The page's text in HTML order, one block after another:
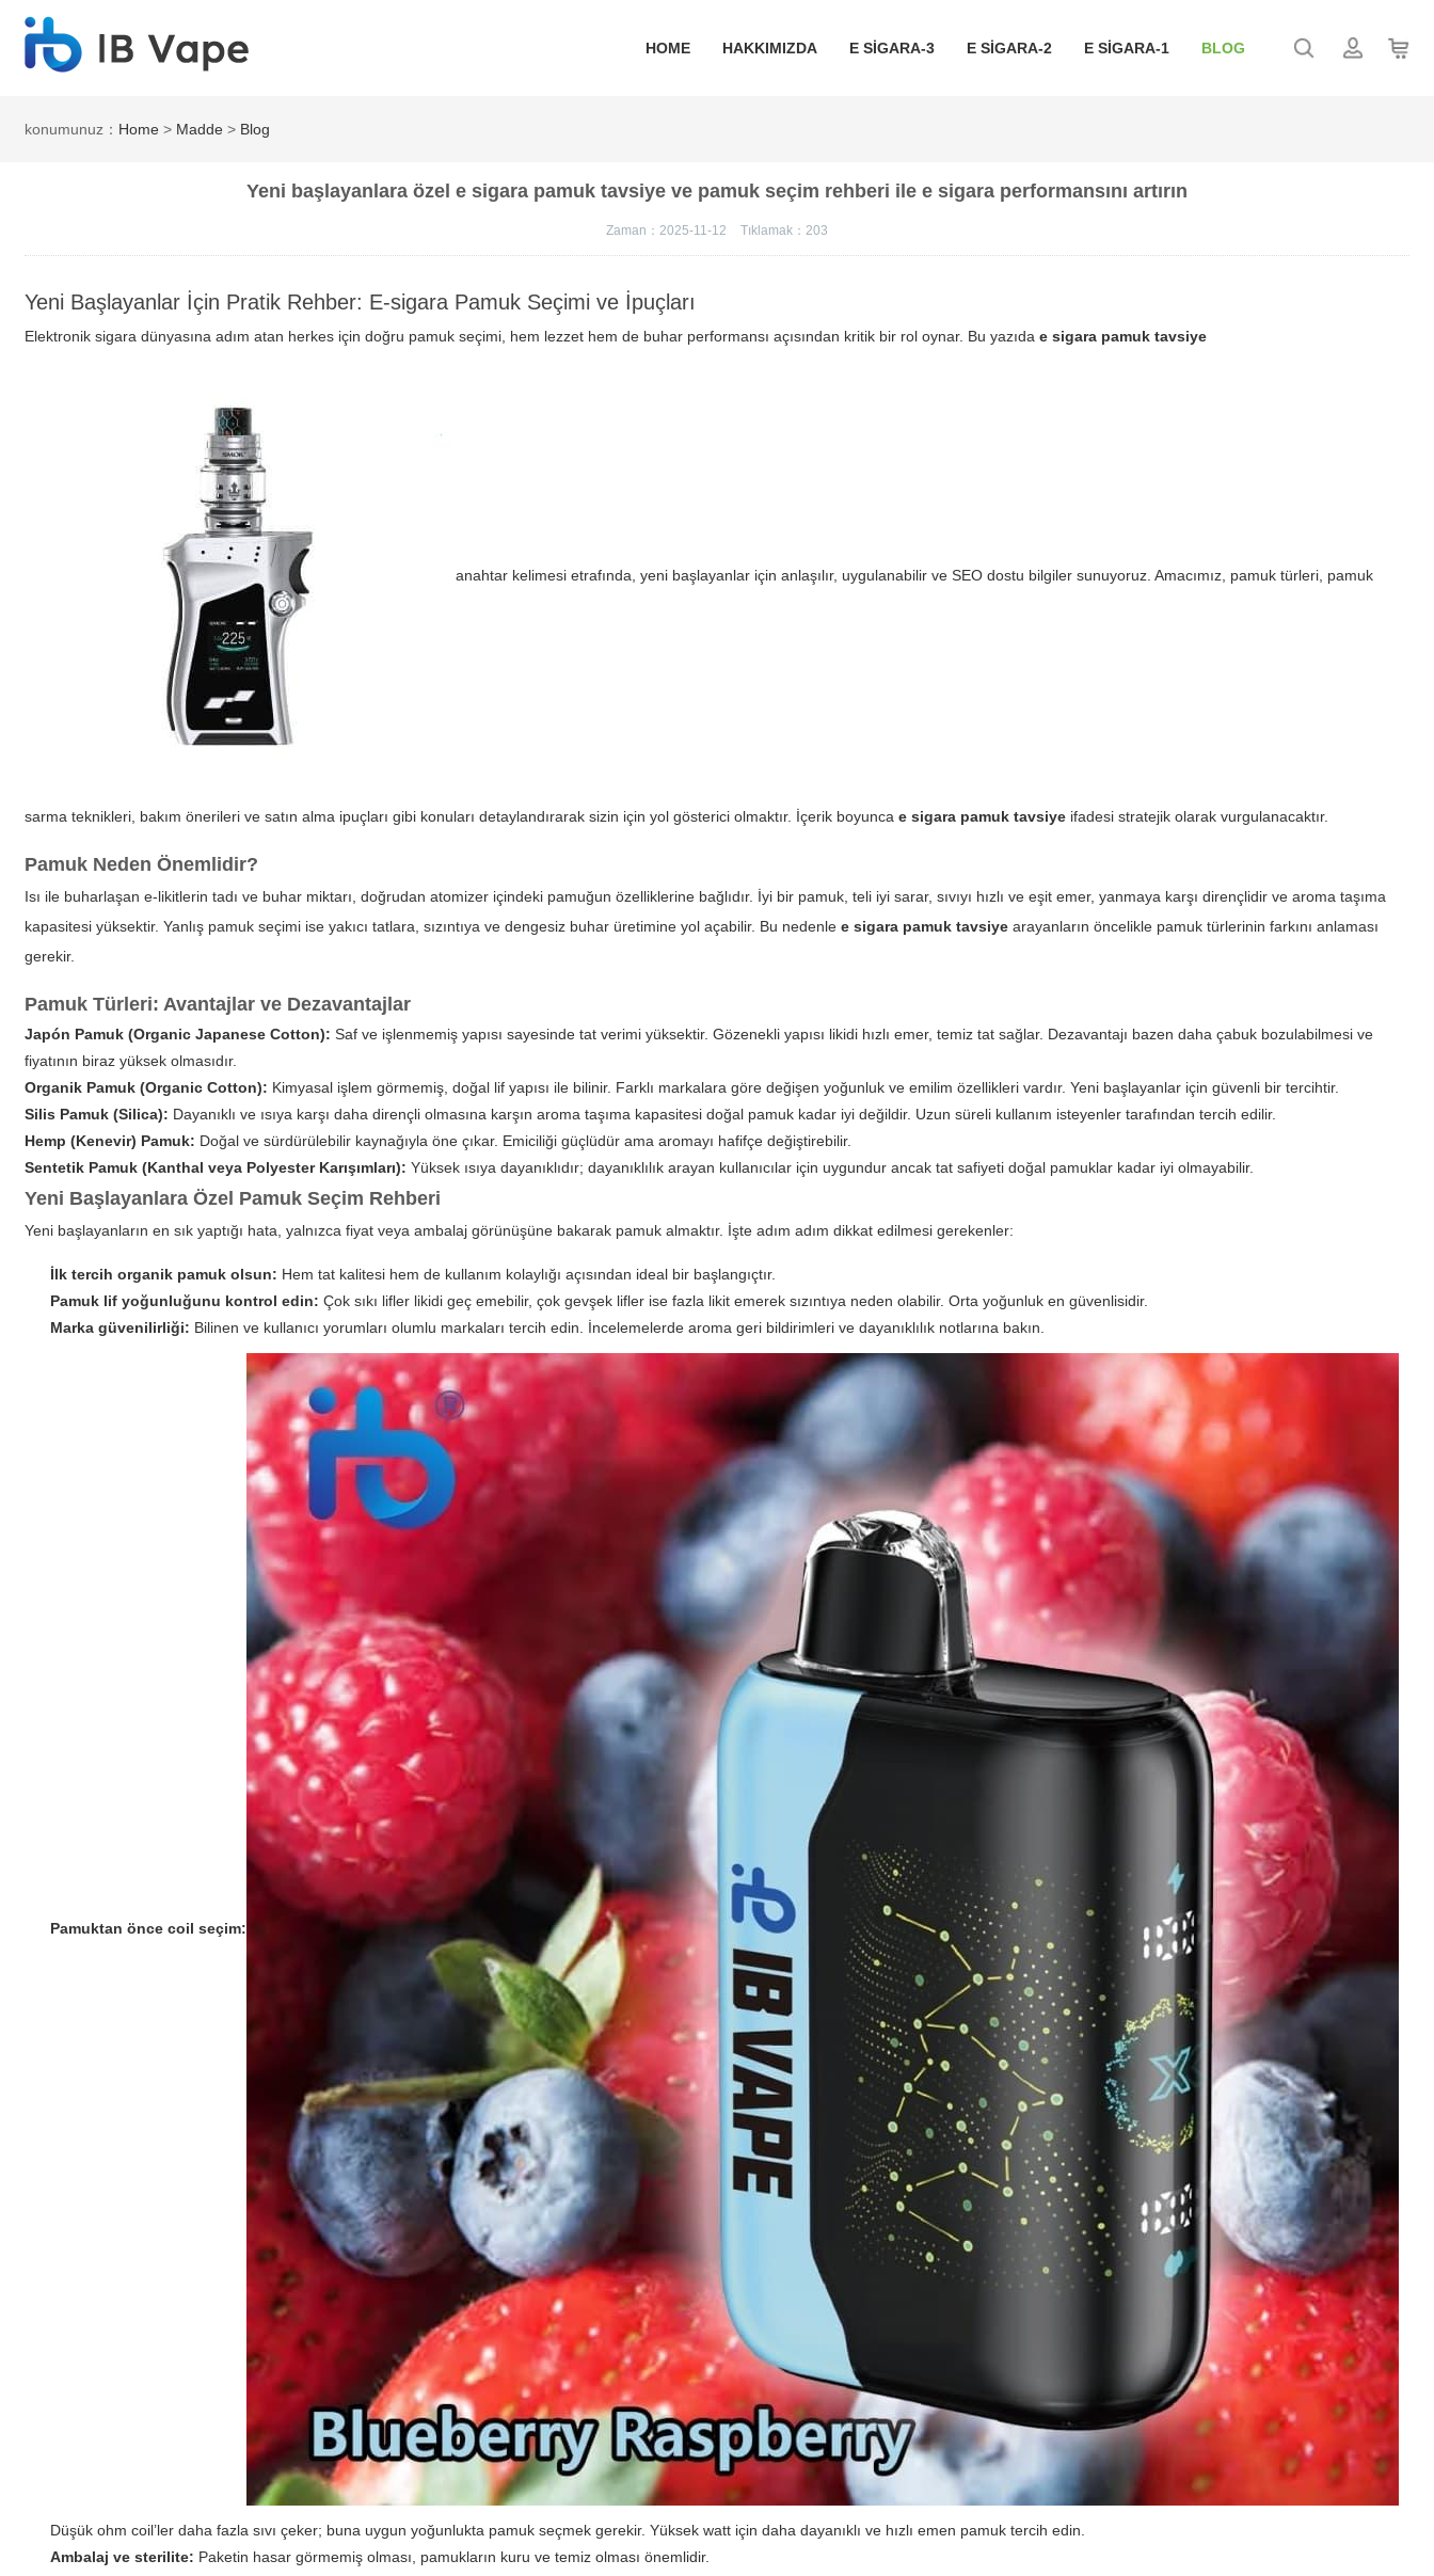
HOME HAKKIMIZDA E SIGARA-3 E SIGARA-2 E SIGARA-1 BLOG
konumunuz： Home > Madde > Blog
Yeni başlayanlara özel e sigara pamuk tavsiye ve pamuk seçim rehberi ile e sigara performansını artırın
Zaman：2025-11-12 Tıklamak： 203
Yeni Başlayanlar İçin Pratik Rehber: E-sigara Pamuk Seçimi ve İpuçları
Elektronik sigara dünyasına adım atan herkes için doğru pamuk seçimi, hem lezzet hem de buhar performansı açısından kritik bir rol oynar. Bu yazıdae sigara pamuk tavsiye
anahtar kelimesi etrafında, yeni başlayanlar için anlaşılır, uygulanabilir ve SEO dostu bilgiler sunuyoruz. Amacımız, pamuk türleri, pamuk
sarma teknikleri, bakım önerileri ve satın alma ipuçları gibi konuları detaylandırarak sizin için yol gösterici olmaktır. İçerik boyuncae sigara pamuk tavsiye ifadesi stratejik olarak vurgulanacaktır.
Pamuk Neden Önemlidir?
Isı ile buharlaşan e-likitlerin tadı ve buhar miktarı, doğrudan atomizer içindeki pamuğun özelliklerine bağlıdır. İyi bir pamuk, teli iyi sarar, sıvıyı hızlı ve eşit emer, yanmaya karşı dirençlidir ve aroma taşıma
kapasitesi yüksektir. Yanlış pamuk seçimi ise yakıcı tatlara, sızıntıya ve dengesiz buhar üretimine yol açabilir. Bu nedenlee sigara pamuk tavsiye arayanların öncelikle pamuk türlerinin farkını anlaması
gerekir.
Pamuk Türleri: Avantajlar ve Dezavantajlar
Japón Pamuk (Organic Japanese Cotton): Saf ve işlenmemiş yapısı sayesinde tat verimi yüksektir. Gözenekli yapısı likidi hızlı emer, temiz tat sağlar. Dezavantajı bazen daha çabuk bozulabilmesi ve
fiyatının biraz yüksek olmasıdır.
Organik Pamuk (Organic Cotton): Kimyasal işlem görmemiş, doğal lif yapısı ile bilinir. Farklı markalara göre değişen yoğunluk ve emilim özellikleri vardır. Yeni başlayanlar için güvenli bir tercihtir.
Silis Pamuk (Silica): Dayanıklı ve ısıya karşı daha dirençli olmasına karşın aroma taşıma kapasitesi doğal pamuk kadar iyi değildir. Uzun süreli kullanım isteyenler tarafından tercih edilir.
Hemp (Kenevir) Pamuk: Doğal ve sürdürülebilir kaynağıyla öne çıkar. Emiciliği güçlüdür ama aromayı hafifçe değiştirebilir.
Sentetik Pamuk (Kanthal veya Polyester Karışımları): Yüksek ısıya dayanıklıdır; dayanıklılık arayan kullanıcılar için uygundur ancak tat safiyeti doğal pamuklar kadar iyi olmayabilir.
Yeni Başlayanlara Özel Pamuk Seçim Rehberi
Yeni başlayanların en sık yaptığı hata, yalnızca fiyat veya ambalaj görünüşüne bakarak pamuk almaktır. İşte adım adım dikkat edilmesi gerekenler:
İlk tercih organik pamuk olsun: Hem tat kalitesi hem de kullanım kolaylığı açısından ideal bir başlangıçtır.
Pamuk lif yoğunluğunu kontrol edin: Çok sıkı lifler likidi geç emebilir, çok gevşek lifler ise fazla likit emerek sızıntıya neden olabilir. Orta yoğunluk en güvenlisidir.
Marka güvenilirliği: Bilinen ve kullanıcı yorumları olumlu markaları tercih edin. İncelemelerde aroma geri bildirimleri ve dayanıklılık notlarına bakın.
Pamuktan önce coil seçim:
Düşük ohm coil’ler daha fazla sıvı çeker; buna uygun yoğunlukta pamuk seçmek gerekir. Yüksek watt için daha dayanıklı ve hızlı emen pamuk tercih edin.
Ambalaj ve sterilite: Paketin hasar görmemiş olması, pamukların kuru ve temiz olması önemlidir.